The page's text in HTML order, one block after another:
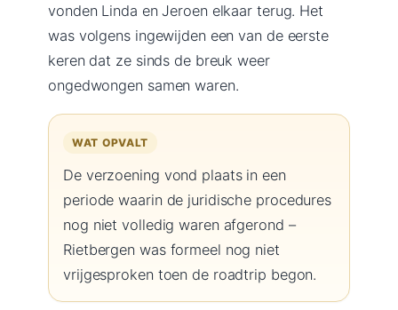
vonden Linda en Jeroen elkaar terug. Het
was volgens ingewijden een van de eerste
keren dat ze sinds de breuk weer
ongedwongen samen waren.
WAT OPVALT
De verzoening vond plaats in een
periode waarin de juridische procedures
nog niet volledig waren afgerond –
Rietbergen was formeel nog niet
vrijgesproken toen de roadtrip begon.